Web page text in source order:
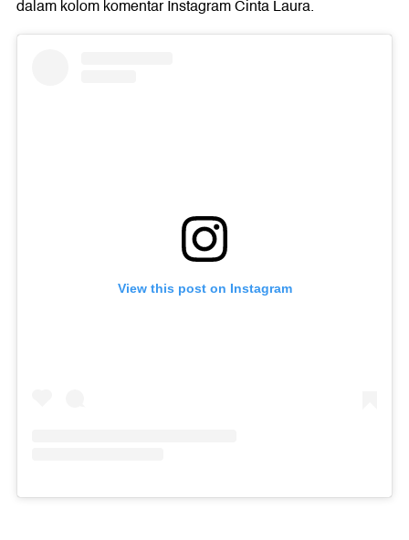
dalam kolom komentar Instagram Cinta Laura.
View this post on Instagram